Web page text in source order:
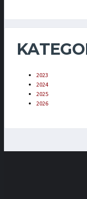
2023
2024
2025
2026